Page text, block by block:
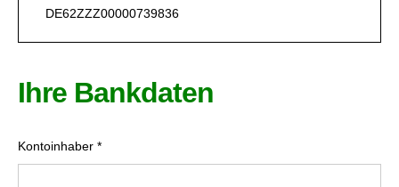
DE62ZZZ00000739836
Ihre Bankdaten
Kontoinhaber *